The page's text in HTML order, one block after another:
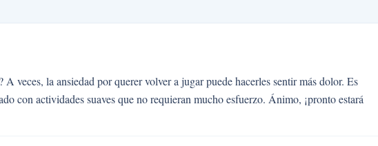
A veces, la ansiedad por querer volver a jugar puede hacerles sentir más dolor. Es
con actividades suaves que no requieran mucho esfuerzo. Ánimo, ¡pronto estará